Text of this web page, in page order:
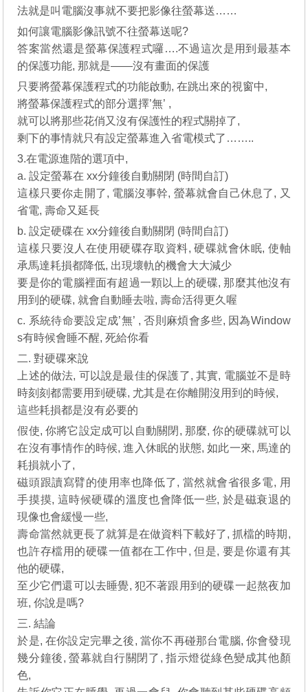
法就是叫電腦沒事就不要把影像往螢幕送……
如何讓電腦影像訊號不往螢幕送呢?
答案當然還是螢幕保護程式囉….不過這次是用到最基本
的保護功能, 那就是——沒有畫面的保護
只要將螢幕保護程式的功能啟動, 在跳出來的視窗中,
將螢幕保護程式的部分選擇’無’ ,
就可以將那些花俏又沒有保護性的程式關掉了,
剩下的事情就只有設定螢幕進入省電模式了……..
3.在電源進階的選項中,
a. 設定螢幕在 xx分鐘後自動關閉 (時間自訂)
這樣只要你走開了, 電腦沒事幹, 螢幕就會自己休息了, 又
省電, 壽命又延長
b. 設定硬碟在 xx分鐘後自動關閉 (時間自訂)
這樣只要沒人在使用硬碟存取資料, 硬碟就會休眠, 使軸
承馬達耗損都降低, 出現壞軌的機會大大減少
要是你的電腦裡面有超過一顆以上的硬碟, 那麼其他沒有
用到的硬碟, 就會自動睡去啦, 壽命活得更久喔
c. 系統待命要設定成’無’ , 否則麻煩會多些, 因為Window
s有時候會睡不醒, 死給你看
二. 對硬碟來說
上述的做法, 可以說是最佳的保護了, 其實, 電腦並不是時
時刻刻都需要用到硬碟, 尤其是在你離開沒用到的時候,
這些耗損都是沒有必要的
假使, 你將它設定成可以自動關閉, 那麼, 你的硬碟就可以
在沒有事情作的時候, 進入休眠的狀態, 如此一來, 馬達的
耗損就小了,
磁頭跟讀寫臂的使用率也降低了, 當然就會省很多電, 用
手摸摸, 這時候硬碟的溫度也會降低一些, 於是磁衰退的
現像也會緩慢一些,
壽命當然就更長了就算是在做資料下載好了, 抓檔的時期,
也許存檔用的硬碟一值都在工作中, 但是, 要是你還有其
他的硬碟,
至少它們還可以去睡覺, 犯不著跟用到的硬碟一起熬夜加
班, 你說是嗎?
三. 結論
於是, 在你設定完畢之後, 當你不再碰那台電腦, 你會發現
幾分鐘後, 螢幕就自行關閉了, 指示燈從綠色變成其他顏
色,